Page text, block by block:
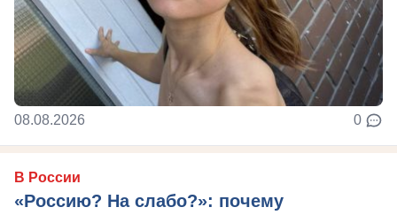
08.08.2026 0
В России
«Россию? На слабо?»: почему